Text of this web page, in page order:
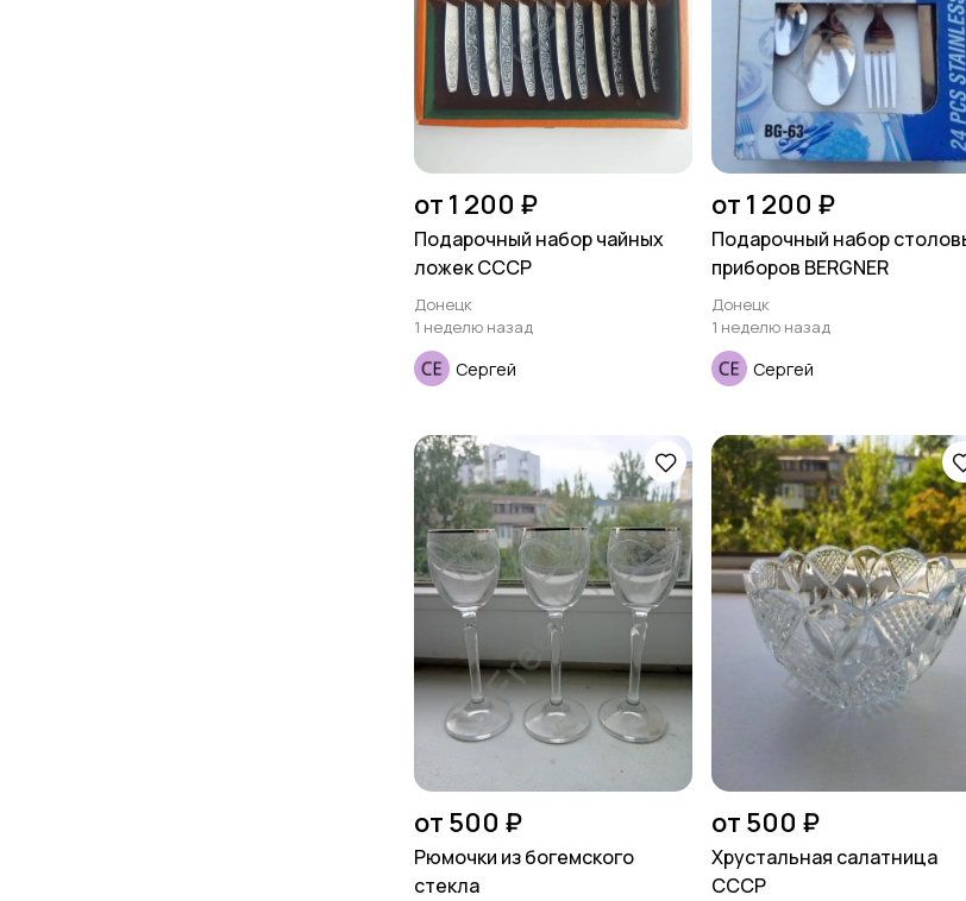
от 1 200 ₽
Подарочный набор чайных
ложек СССР
Донецк
1 неделю назад
Сергей
от 1 200 ₽
Подарочный набор
приборов BERGNER
Донецк
1 неделю назад
Сергей
от 500 ₽
Рюмочки из богемского
стекла
от 500 ₽
Хрустальная салатница
СССР